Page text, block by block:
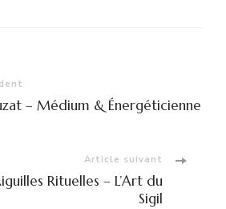
– Médium & Énergéticienne
Article suivant
Rituelles – L’Art du
Sigil